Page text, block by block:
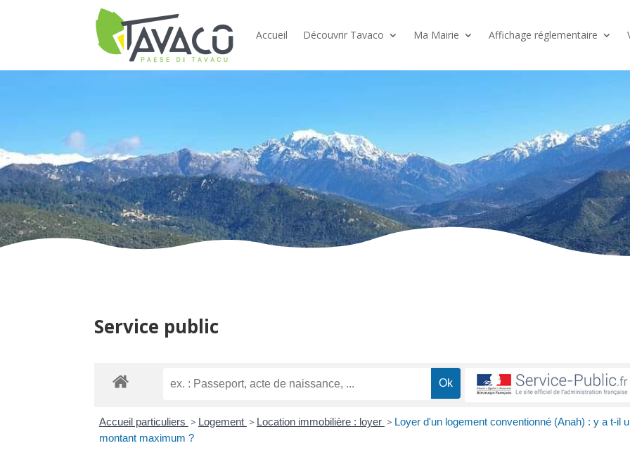
Accueil Découvrir Tavaco Ma Mairie Affichage réglementaire
Service public
Accueil particuliers > Logement > Location immobilière : loyer > Loyer d'un logement conventionné (Anah) : y a t-il
montant maximum ?